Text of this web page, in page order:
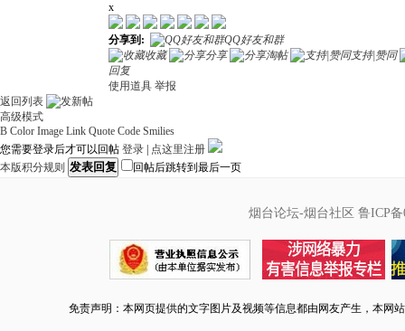
x
分享到:
QQ好友和群
收藏
分享 淘帖
支持|赞同
回复
使用道具 举报
返回列表
高级模式
B Color Image Link Quote Code Smilies
您需要登录后才可以回帖 登录
点这里注册
本版积分规则 发表回复 回帖后跳转到最后一页
烟台论坛-烟台社区 鲁ICP备
免责声明：本网页提供的文字图片及视频等信息都由网友产生，本网